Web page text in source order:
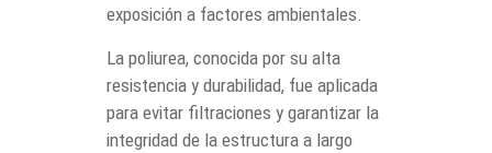
exposición a factores ambientales.
La poliurea, conocida por su alta
resistencia y durabilidad, fue aplicada
para evitar filtraciones y garantizar la
integridad de la estructura a largo